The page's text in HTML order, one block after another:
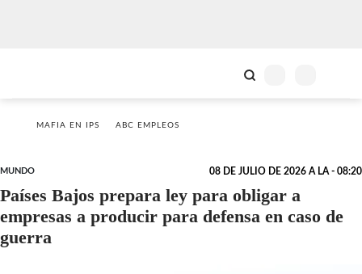
MAFIA EN IPS ABC EMPLEOS
MUNDO 08 DE JULIO DE 2026 A LA - 08:20
Países Bajos prepara ley para obligar a
empresas a producir para defensa en caso de
guerra